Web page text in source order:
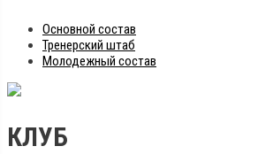
Основной состав
Тренерский штаб
Молодежный состав
КЛУБ